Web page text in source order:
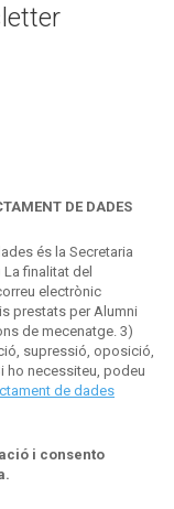
DE DADES
és la Secretaria
La finalitat del
electrònic
prestats per Alumni
de mecenatge. 3)
supressió, oposició,
ho necessiteu, podeu
de dades
i consento